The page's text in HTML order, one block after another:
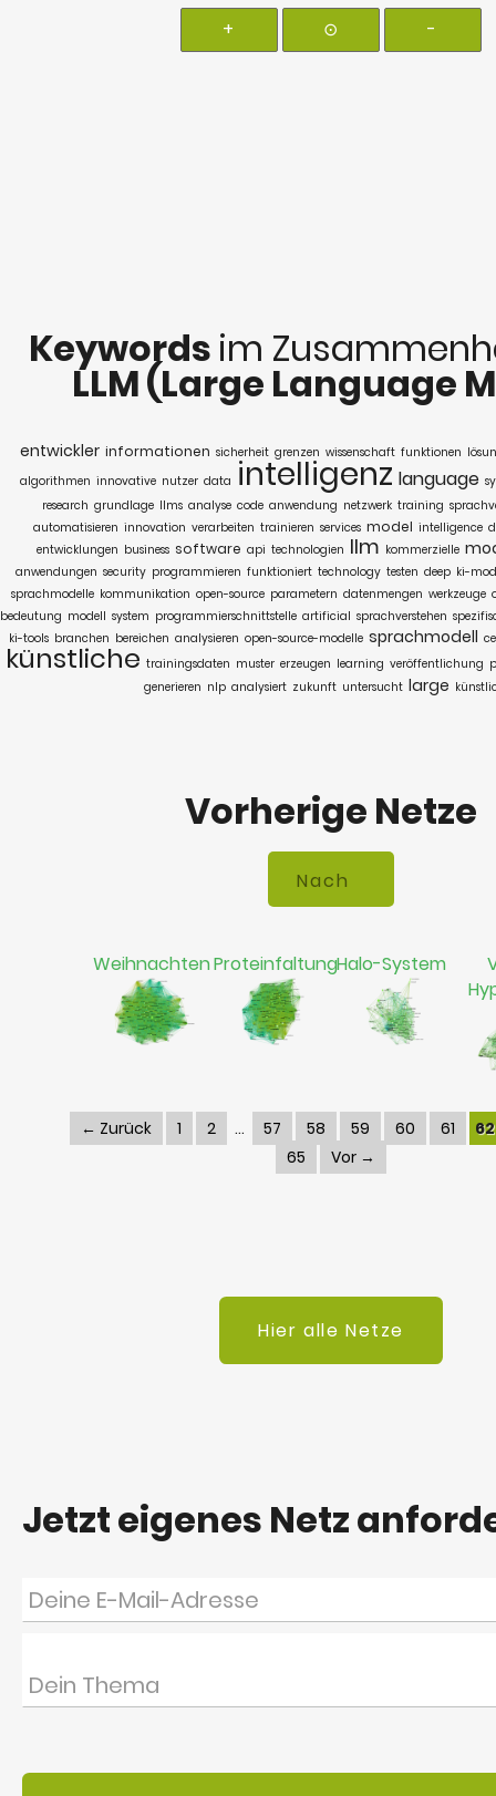
+ ⊙ -
Keywords im
LLM (Large Language
entwickler informationen sicherheit grenzen wissenschaft funktionen
algorithmen innovative nutzer data intelligenz language
research grundlage llms analyse code anwendung netzwerk training
automatisieren innovation verarbeiten trainieren services model intelligence
entwicklungen business software api technologien llm kommerzielle
anwendungen security programmieren funktioniert technology testen deep ki-
sprachmodelle kommunikation open-source parametern datenmengen werkzeuge
bedeutung modell system programmierschnittstelle artificial sprachverstehen
ki-tools branchen bereichen analysieren open-source-modelle sprachmodell
künstliche trainingsdaten muster erzeugen learning veröffentlichung
generieren nlp analysiert zukunft untersucht large
Vorherige Netze
WeihnachtenProteinfaltungHalo-System
← Zurück 1 2 57 58 59 60 61
62
65
Vor →
Hier alle Netze
Jetzt eigenes Netz